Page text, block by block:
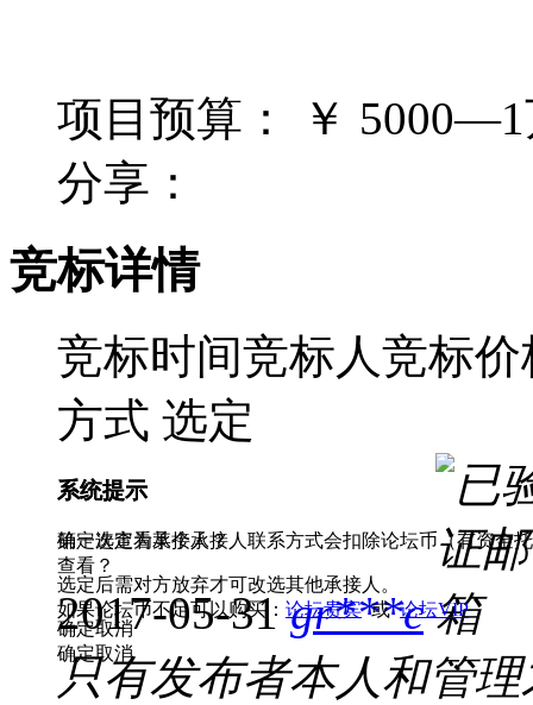
项目预算：
￥
分享：
竞标详情
竞标时间竞标人竞标
方式 选定
系统提示
第一次查看某个承接人联系方式会扣除论坛币（有资金
查看？
如果论坛币不足可以购买： 论坛贵宾或论坛VIP
确定取消
系统提示
确定选定为承接人？
选定后需对方放弃才可改选其他承接人。
确定取消
2017-05-31 gr***c
只有发布者本人和管